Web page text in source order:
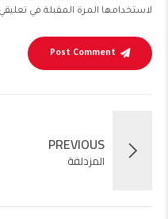
لاستخدامها المرة المقبلة في
Post Comment
PREVIOUS
المزدلفة